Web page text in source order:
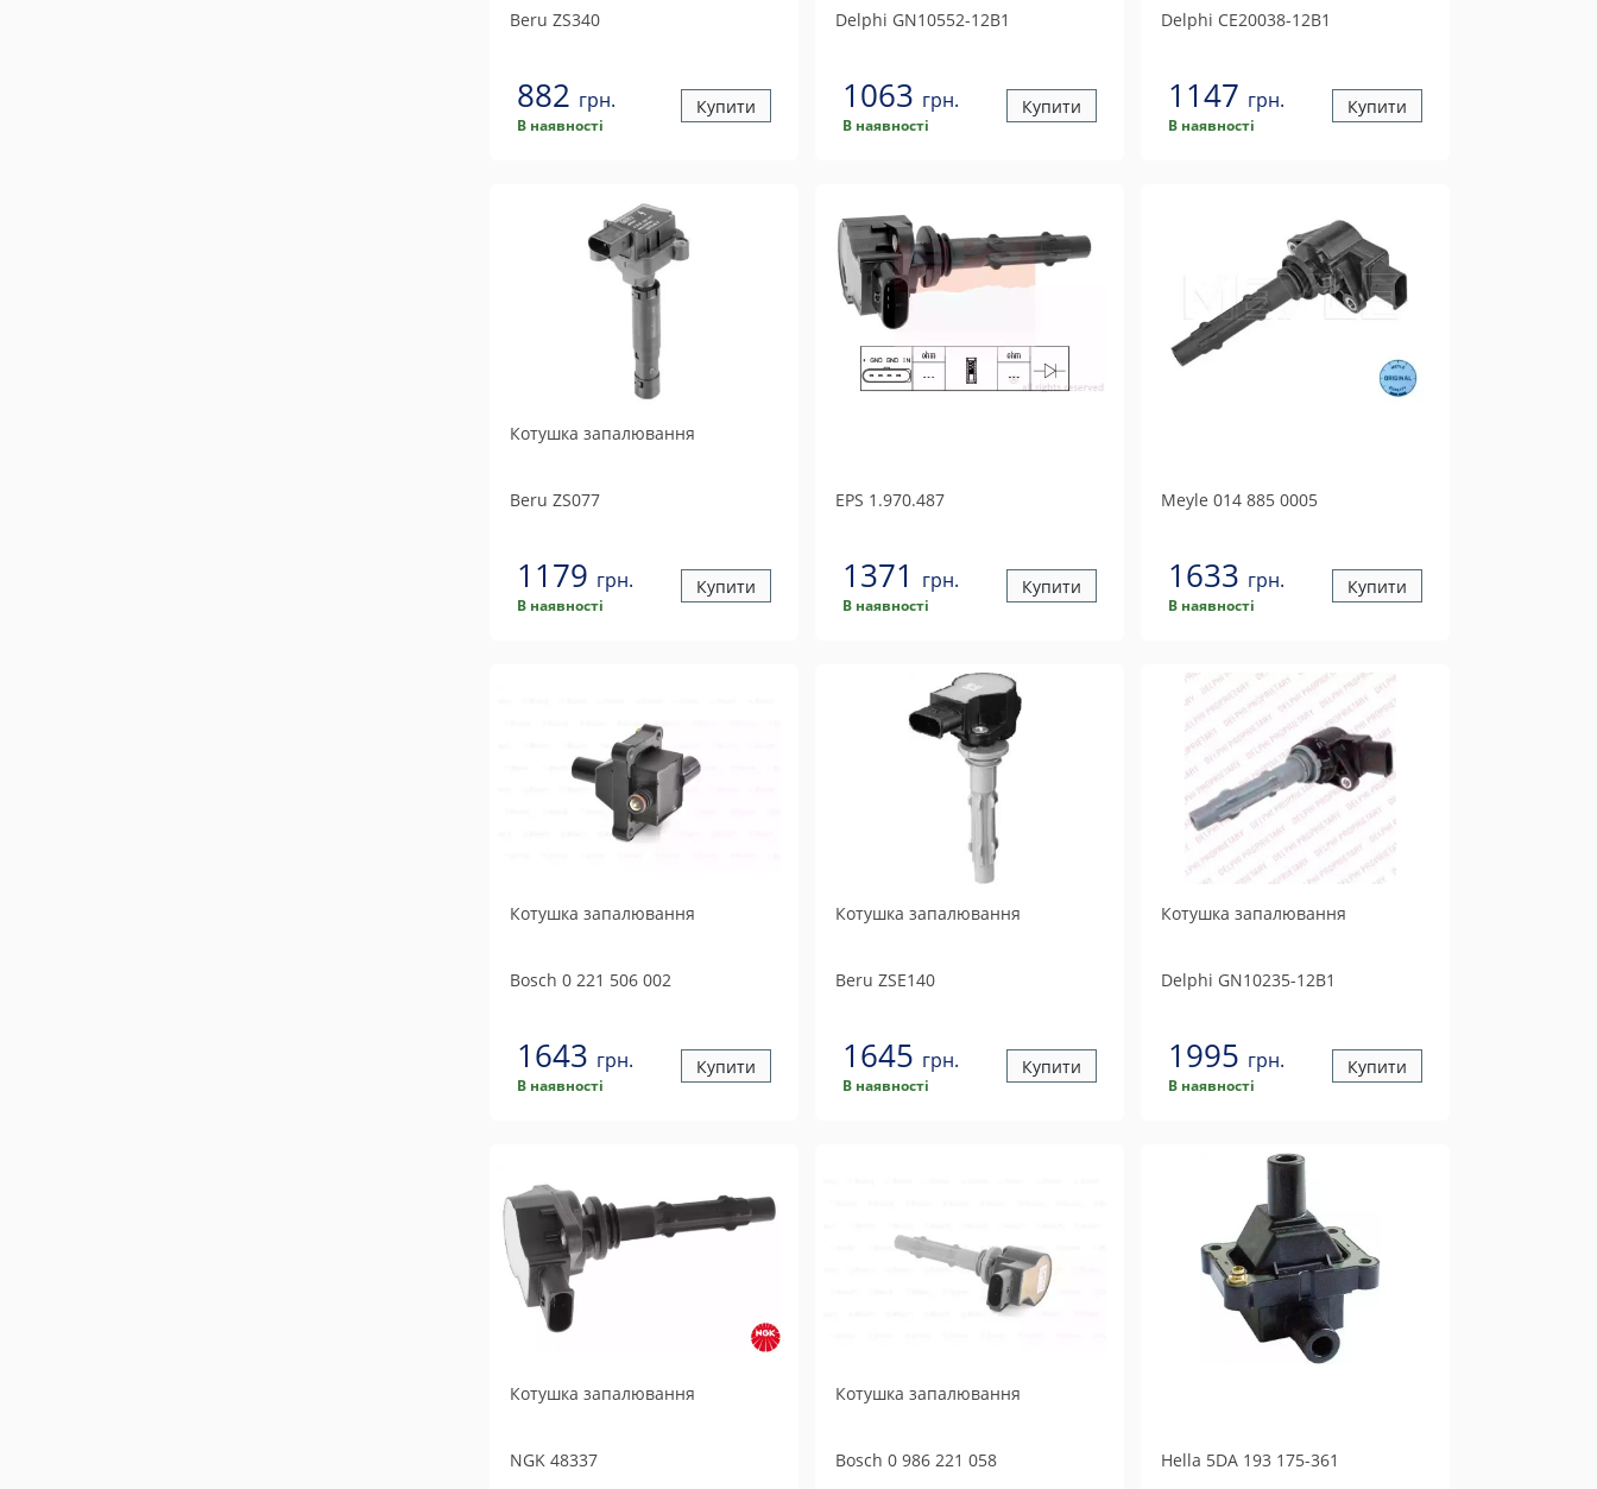
Beru ZS340
882 грн.
В наявності
Купити
Delphi GN10552-12B1
1063 грн.
В наявності
Купити
Delphi CE20038-12B1
1147 грн.
В наявності
Купити
Котушка запалювання
Beru ZS077
1179 грн.
В наявності
Купити
EPS 1.970.487
1371 грн.
В наявності
Купити
Meyle 014 885 0005
1633 грн.
В наявності
Купити
Котушка запалювання
Bosch 0 221 506 002
1643 грн.
В наявності
Купити
Котушка запалювання
Beru ZSE140
1645 грн.
В наявності
Купити
Котушка запалювання
Delphi GN10235-12B1
1995 грн.
В наявності
Купити
Котушка запалювання
NGK 48337
Котушка запалювання
Bosch 0 986 221 058 Hella 5DA 193 175-361